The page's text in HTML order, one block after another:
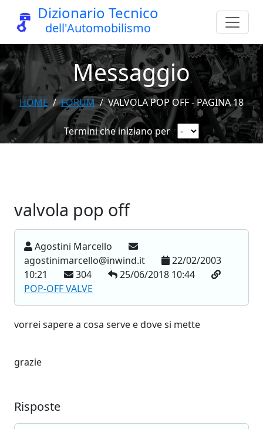
Dizionario Tecnico
dell'Automobilismo
Messaggio
HOME FORUM VALVOLA POP OFF - PAGINA 18
Termini che iniziano per
valvola pop off
Agostini Marcello
agostinimarcello@inwind.it
22/02/2003
10:21
304
25/06/2018 10:44
POP-OFF VALVE
vorrei sapere a cosa serve e dove si mette
grazie
Risposte